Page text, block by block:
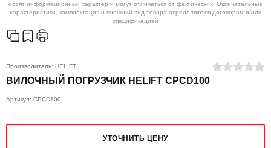
носят информационный характер и могут отличаться от фактических. Окончательные
характеристики, комплектация и внешний вид товара определяются договором и/или
спецификацией
Производитель: HELIFT
ВИЛОЧНЫЙ ПОГРУЗЧИК HELIFT CPCD100
Артикул: CPCD100
УТОЧНИТЬ ЦЕНУ